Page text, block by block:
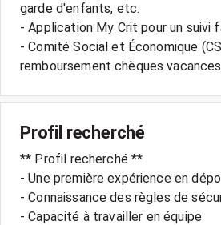
garde d'enfants, etc.
- Application My Crit pour un suivi
- Comité Social et Économique
Profil recherché
** Profil recherché **
- Une première expérience en
- Connaissance des règles de
- Capacité à travailler en équipe